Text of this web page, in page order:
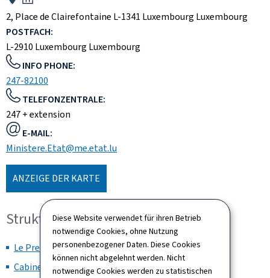
Diese Website verwendet für ihren Betrieb
notwendige Cookies, ohne Nutzung
personenbezogener Daten. Diese Cookies
können nicht abgelehnt werden. Nicht
notwendige Cookies werden zu statistischen
2, Place de Clairefontaine L-1341 Luxembourg Luxembourg
POSTFACH:
L-2910 Luxembourg Luxembourg
INFO PHONE:
247-82100
TELEFONZENTRALE:
247 + extension
E-MAIL:
Ministere.Etat@me.etat.lu
ANZEIGE DER KARTE
Struktur und Organisation
Le Premier ministre et le secrétariat ministériel
Cabinet